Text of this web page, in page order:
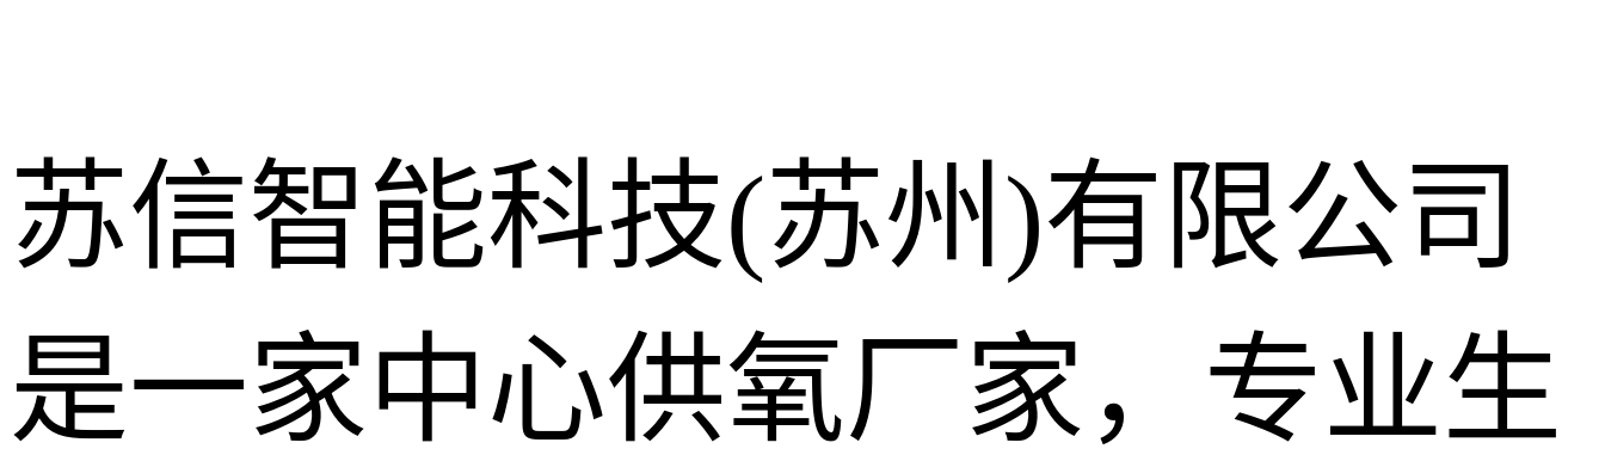
苏信智能科技(苏州)有限公司
是一家中心供氧厂家，专业生